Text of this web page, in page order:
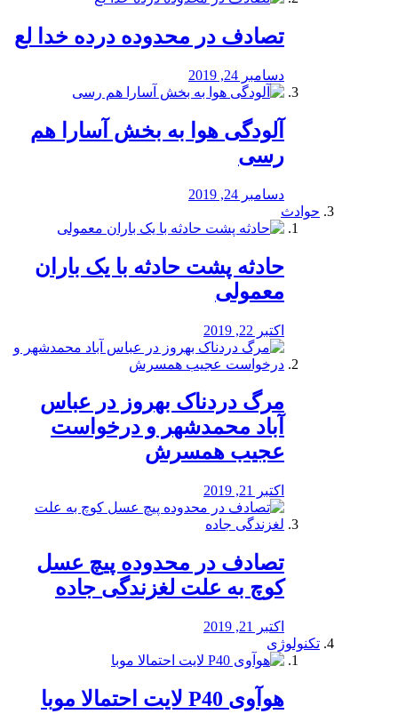
تصادف در محدوده درده خدا لع
دسامبر 24, 2019
آلودگی هوا به بخش آسارا هم
رسی
دسامبر 24, 2019
حوادث
️حادثه پشت حادثه با یک باران
معمولی
اکتبر 22, 2019
مرگ دردناک بهروز در عباس
آباد محمدشهر و درخواست
عجیب همسرش
اکتبر 21, 2019
تصادف در محدوده پیچ عسل
کوچ به علت لغزندگی جاده
اکتبر 21, 2019
تکنولوژی
هوآوی P40 لایت احتمالا موبا